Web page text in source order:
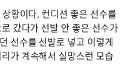
황이다. 컨디션 좋은 선수를
갔다가 선발 안 좋은 선수가
선수를 선발로 넣고 이렇게
가 계속해서 실망스런 모습